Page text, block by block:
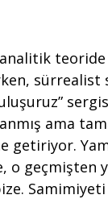
sürrealist
ama
getiriyor.
o geçmişten